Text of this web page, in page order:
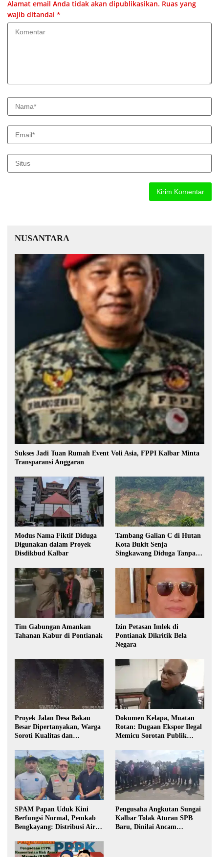
Alamat email Anda tidak akan dipublikasikan. Ruas yang
wajib ditandai *
NUSANTARA
Sukses Jadi Tuan Rumah Event Voli Asia, FPPI Kalbar Minta
Transparansi Anggaran
Modus Nama Fiktif Diduga
Digunakan dalam Proyek
Disdikbud Kalbar
Tambang Galian C di Hutan
Kota Bukit Senja
Singkawang Diduga Tanpa
Tim Gabungan Amankan
Tahanan Kabur di Pontianak
Izin Petasan Imlek di
Pontianak Dikritik Bela
Negara
Proyek Jalan Desa Bakau
Besar Dipertanyakan, Warga
Soroti Kualitas dan
Pembangunan
Dokumen Kelapa, Muatan
Rotan: Dugaan Ekspor Ilegal
Memicu Sorotan Publik
SPAM Papan Uduk Kini
Berfungsi Normal, Pemkab
Bengkayang: Distribusi Air
Warga
Pengusaha Angkutan Sungai
Kalbar Tolak Aturan SPB
Baru, Dinilai Ancam